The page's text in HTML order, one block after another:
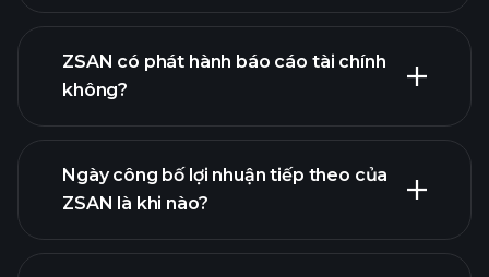
danh
sách cổ phiếu của chúng tôi
ZSAN có phát hành báo cáo tài chính
không?
tài chính của
ZSAN
Ngày công bố lợi nhuận tiếp theo của
ZSAN là khi nào?